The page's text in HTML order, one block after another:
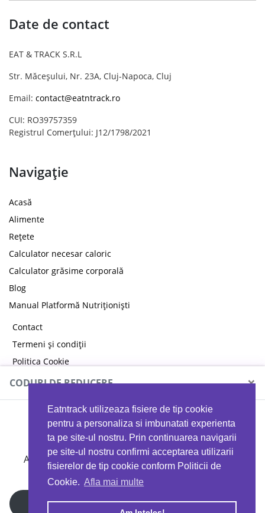
Eatntrack utilizeaza fisiere de tip cookie
pentru a personaliza si imbunatati experienta
ta pe site-ul nostru. Prin continuarea navigarii
pe site-ul nostru confirmi acceptarea utilizarii
fisierelor de tip cookie conform Politicii de
Cookie. Afla mai multe
Date de contact
EAT & TRACK S.R.L
Str. Măceșului, Nr. 23A, Cluj-Napoca, Cluj
Email: contact@eatntrack.ro
CUI: RO39757359
Registrul Comerțului: J12/1798/2021
Navigație
Acasă
Alimente
Rețete
Calculator necesar caloric
Calculator grăsime corporală
Blog
Manual Platformă Nutriționiști
Contact
Termeni și condiții
Politica Cookie
Politica de confidențialitate
CODURI DE REDUCERE ×
MYPROTEIN
Ai 40%reducere la orice comandă folosind codul
EATTRACK
Profită acum